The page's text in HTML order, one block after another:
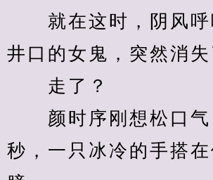
就在这时，阴风呼
井口的女鬼，突然消失
走了？
颜时序刚想松口气
秒，一只冰冷的手搭在